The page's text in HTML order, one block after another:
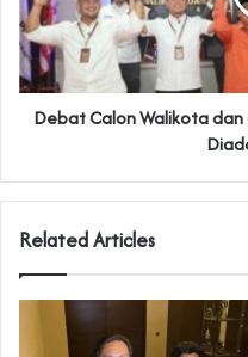
Debat Calon Walikota
Related Articles